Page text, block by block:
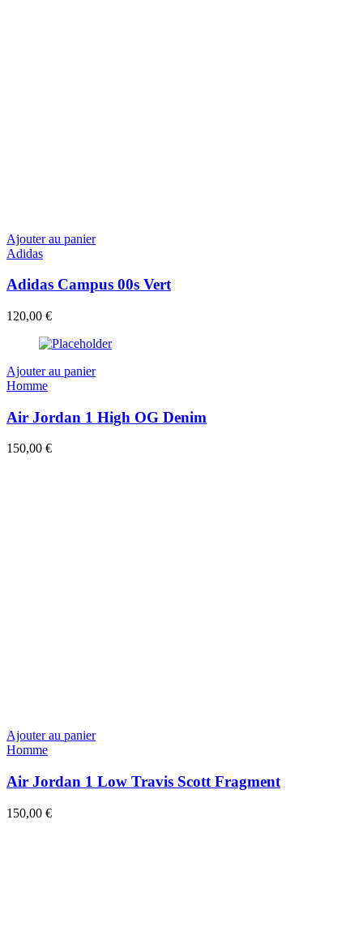
Ajouter au panier
Adidas
Adidas Campus 00s Vert
120,00 €
Ajouter au panier
Homme
Air Jordan 1 High OG Denim
150,00 €
Ajouter au panier
Homme
Air Jordan 1 Low Travis Scott Fragment
150,00 €